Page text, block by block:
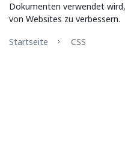
Dokumenten verwendet
von Websites zu verbessern.
Startseite
CSS